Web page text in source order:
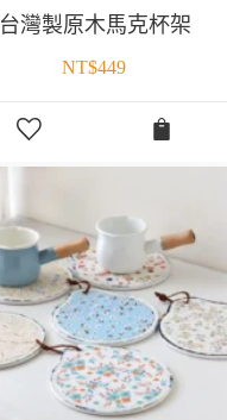
台灣製原木馬克杯架
NT$449